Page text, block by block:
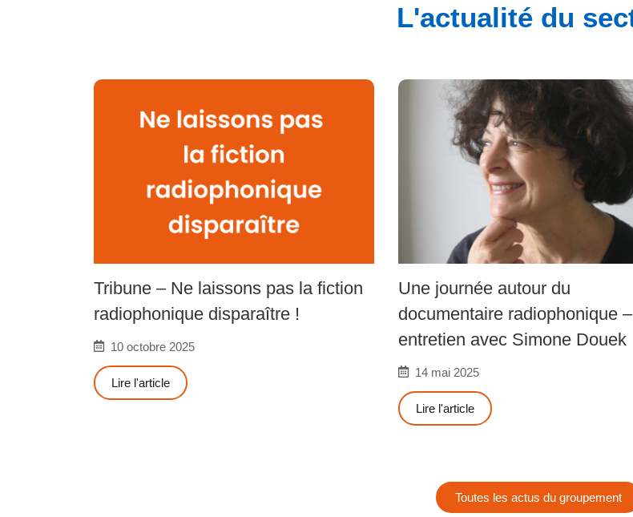
L'actualité du
Tribune – Ne laissons pas la fiction
radiophonique disparaître !
10 octobre 2025
Lire l'article
Une journée autour du
documentaire radiophonique
entretien avec Simone Douek
14 mai 2025
Lire l'article
Toutes les actus du groupement